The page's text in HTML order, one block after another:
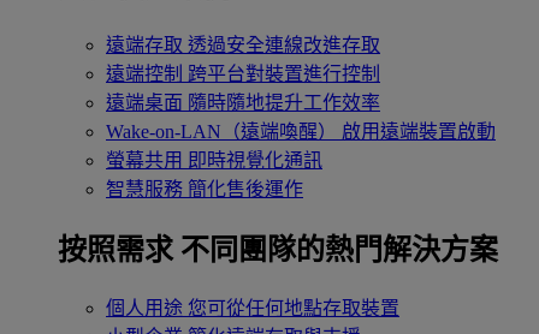
遠端存取 透過安全連線改進存取
遠端控制 跨平台對裝置進行控制
遠端桌面 隨時隨地提升工作效率
Wake-on-LAN（遠端喚醒）
啟用遠端裝置啟動
螢幕共用 即時視覺化通訊
智慧服務 簡化售後運作
按照需求 不同團隊的熱門解決方案
個人用途 您可從任何地點存取裝置